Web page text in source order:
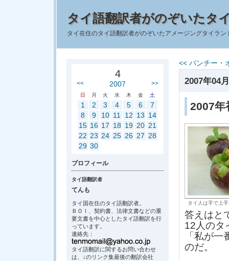
タイ語翻訳者がのぞいたタ
タイ在住のタイ語翻訳者がのぞいたアメージングタイラ
<< バンチー・
2007年04
2007
タイ人は手で上
答えはと
12人のタ
「私が
のだ。
4
<< 2007 >>
日 月 火 水 木 金 土
1 2 3 4 5 6
7
8
9 10 11 12 13 14
15 16 17 18 19 20 21
22 23 24 25 26 27 28
29 30
プロフィール
タイ語翻訳者
てんも
タイ国在住のタイ語翻訳者。
ＢＯＩ、契約書、法律文書などの重
要文書を中心としたタイ語翻訳を行
っています。
連絡先：
タイ語翻訳に関するお問い合わせ
は、↓のリンク集最後の翻訳会社